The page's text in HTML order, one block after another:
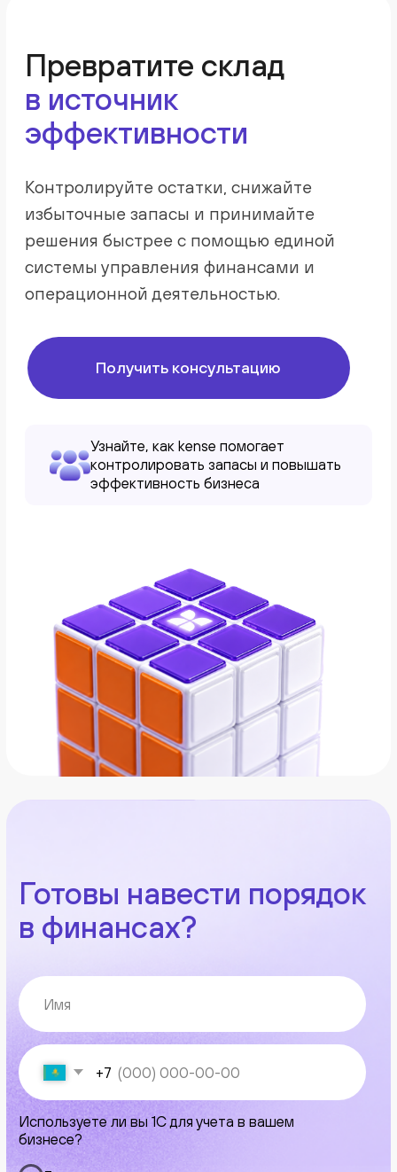
Главная
Платёжный календарь
Новости
Публичная оферта
Политика конфиденциальности
Пользовательское соглашение
support@kense.app
info@kense.app
По всем вопросам: +7 701 227 07 27
Отдел продаж: +7 747 687 14 79
Улица Аскарова, 12 к2,
Этаж 1
г. Алматы, Республика Казахстан,
050043
Контакты